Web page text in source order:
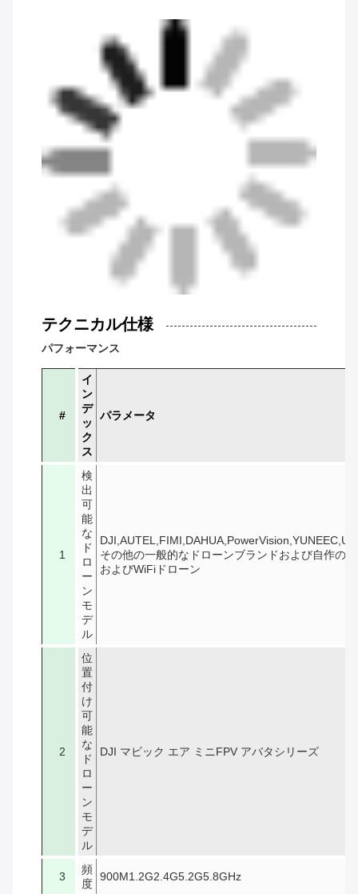
テクニカル仕様
パフォーマンス
#
イ
ン
デ
ッ
ク
ス
パラメータ
1
検
出
可
能
な
ド
ロ
ー
ン
モ
デ
ル
その他の一般的なドローンブランドおよび自作の
およびWiFiドローン
2
位
置
付
け
可
能
な
ド
ロ
ー
ン
モ
デ
ル
DJI マビック エア ミニFPV アバタシリーズ
3
頻
度
900M1.2G2.4G5.2G5.8GHz